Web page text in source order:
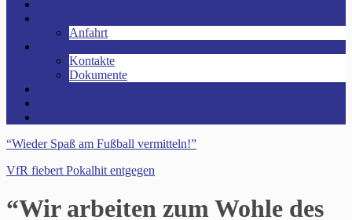
Anfahrt
Kontakte
Dokumente
“Wieder Spaß am Fußball vermitteln!”
VfR fiebert Pokalhit entgegen
“Wir arbeiten zum Wohle des